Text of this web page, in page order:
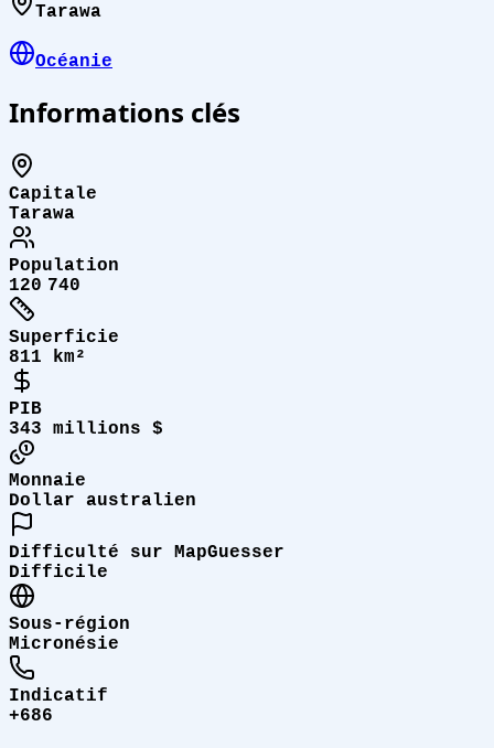
Tarawa
Océanie
Informations clés
Capitale
Tarawa
Population
120 740
Superficie
811 km²
PIB
343 millions $
Monnaie
Dollar australien
Difficulté sur MapGuesser
Difficile
Sous-région
Micronésie
Indicatif
+686